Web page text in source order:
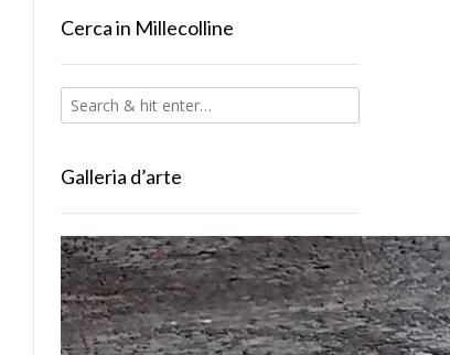
Cerca in Millecolline
Galleria d’arte